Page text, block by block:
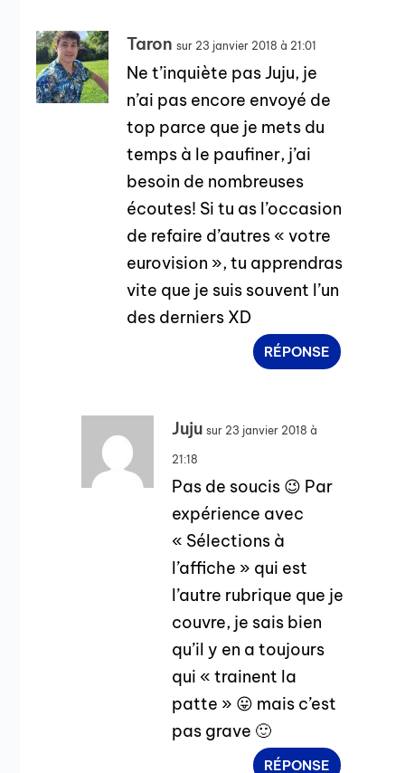
Taron sur 23 janvier 2018 à 21:01
Ne t’inquiète pas Juju, je
n’ai pas encore envoyé de
top parce que je mets du
temps à le paufiner, j’ai
besoin de nombreuses
écoutes! Si tu as l’occasion
de refaire d’autres « votre
eurovision », tu apprendras
vite que je suis souvent l’un
des derniers XD
RÉPONSE
Juju sur 23 janvier 2018 à
21:18
Pas de soucis 😉 Par
expérience avec
« Sélections à
l’affiche » qui est
l’autre rubrique que je
couvre, je sais bien
qu’il y en a toujours
qui « trainent la
patte » 😛 mais c’est
pas grave 🙂
RÉPONSE